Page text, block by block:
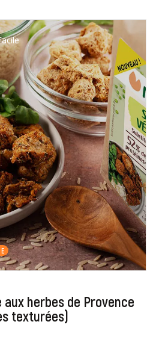
herbes de Provence
texturées)